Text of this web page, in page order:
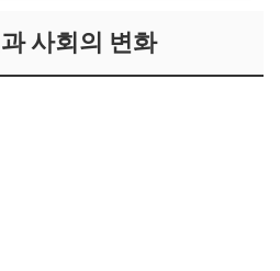
삶 사회의 변화